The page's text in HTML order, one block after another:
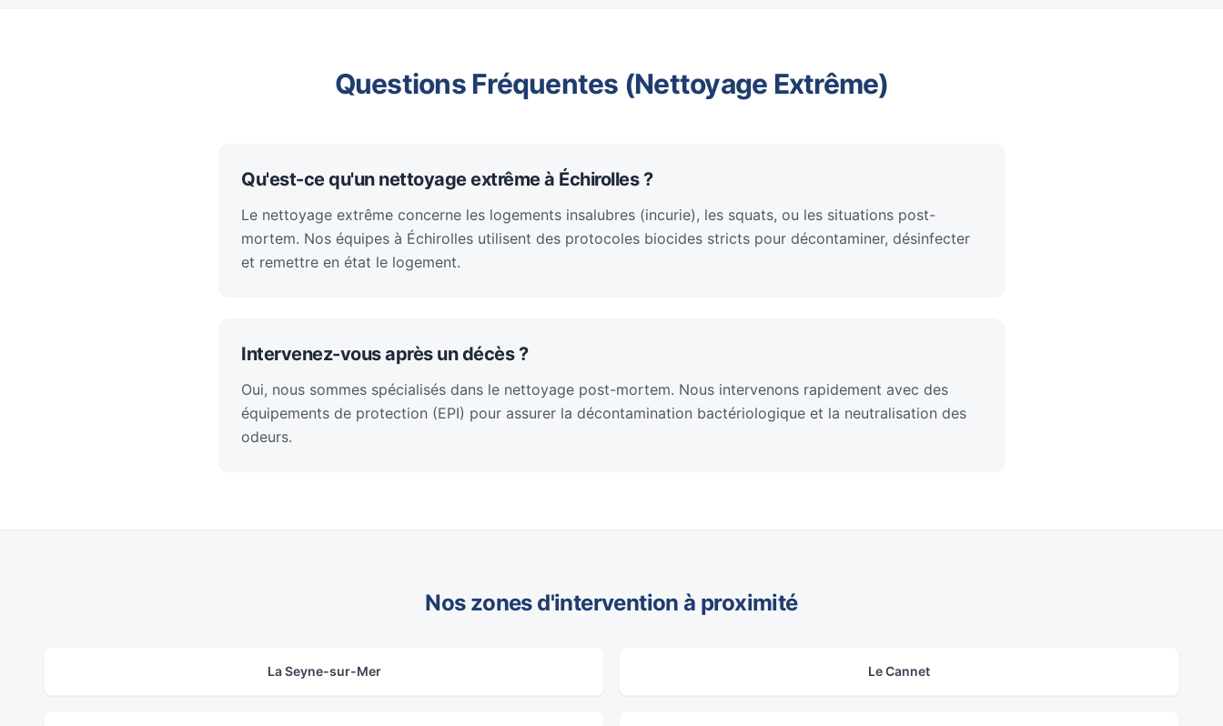
Questions Fréquentes (Nettoyage Extrême)
Qu'est-ce qu'un nettoyage extrême à Échirolles ?
Le nettoyage extrême concerne les logements insalubres (incurie), les squats, ou les situations post-
mortem. Nos équipes à Échirolles utilisent des protocoles biocides stricts pour décontaminer, désinfecter
et remettre en état le logement.
Intervenez-vous après un décès ?
Oui, nous sommes spécialisés dans le nettoyage post-mortem. Nous intervenons rapidement avec des
équipements de protection (EPI) pour assurer la décontamination bactériologique et la neutralisation des
odeurs.
Nos zones d'intervention à proximité
La Seyne-sur-Mer Le Cannet